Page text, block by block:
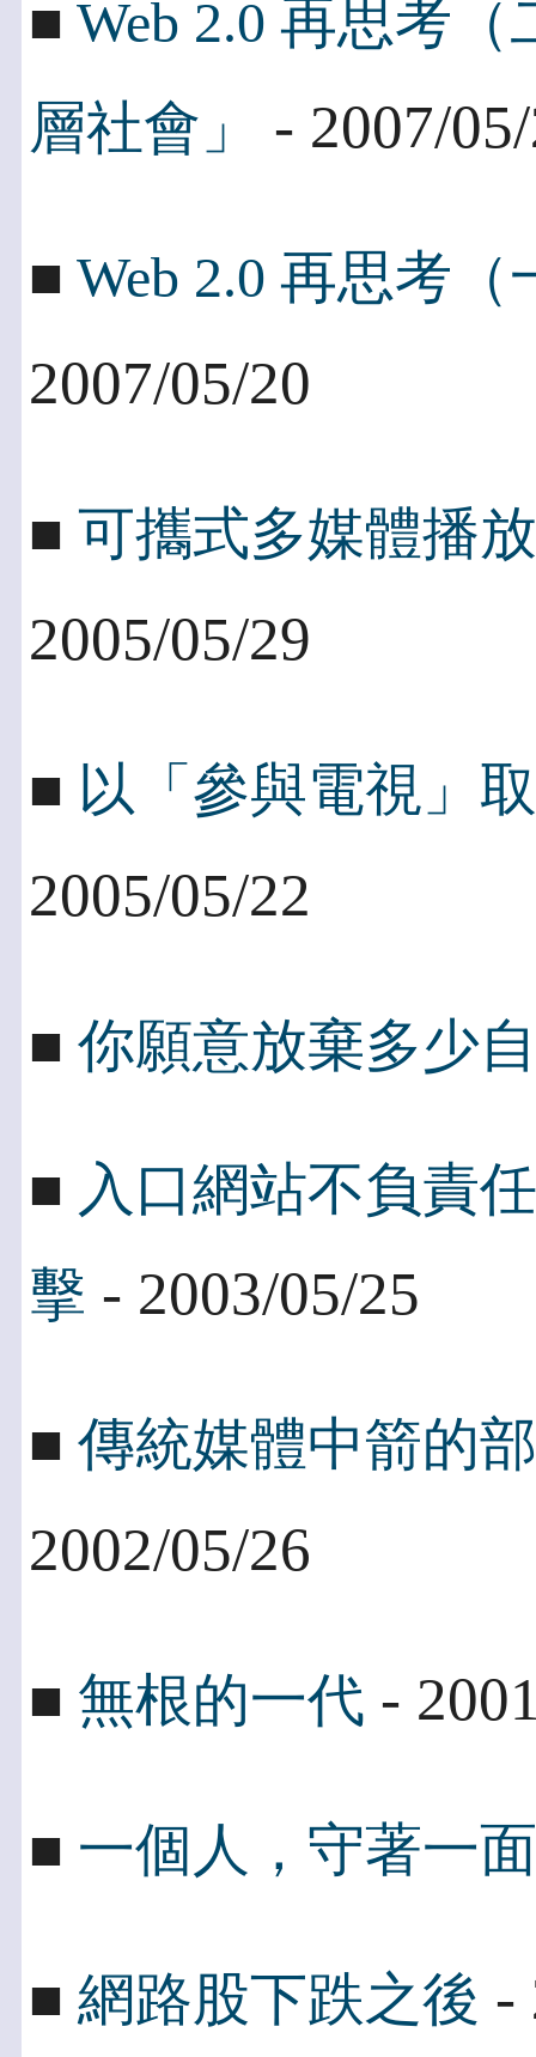
■ Web 2.0 再思考
層社會」
- 2007/
■ Web 2.0 再思考
2007/05/20
■ 可攜式多媒體播
2005/05/29
■ 以「參與電視」
2005/05/22
■ 你願意放棄多少
■ 入口網站不負責
擊 - 2003/05/25
■ 傳統媒體中箭的
2002/05/26
■ 無根的一代 -
■ 一個人，守著一
■ 網路股下跌之後 -